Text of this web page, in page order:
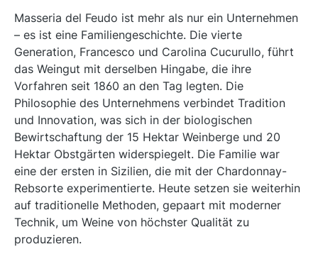
Masseria del Feudo ist mehr als nur ein Unternehmen
– es ist eine Familiengeschichte. Die vierte
Generation, Francesco und Carolina Cucurullo, führt
das Weingut mit derselben Hingabe, die ihre
Vorfahren seit 1860 an den Tag legten. Die
Philosophie des Unternehmens verbindet Tradition
und Innovation, was sich in der biologischen
Bewirtschaftung der 15 Hektar Weinberge und 20
Hektar Obstgärten widerspiegelt. Die Familie war
eine der ersten in Sizilien, die mit der Chardonnay-
Rebsorte experimentierte. Heute setzen sie weiterhin
auf traditionelle Methoden, gepaart mit moderner
Technik, um Weine von höchster Qualität zu
produzieren.